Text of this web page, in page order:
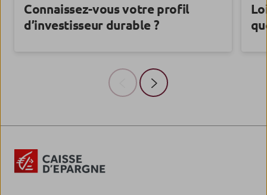
Connaissez-vous votre profil
d’investisseur durable ?